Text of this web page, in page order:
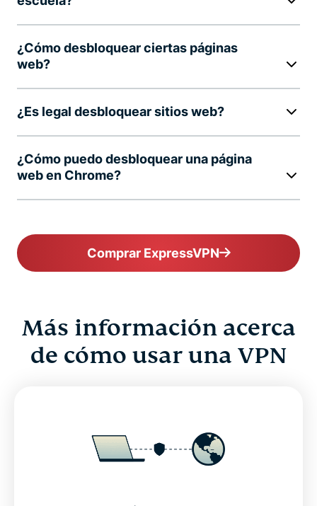
¿Cómo desbloquear ciertas páginas
web?
¿Es legal desbloquear sitios web?
¿Cómo puedo desbloquear una página
web en Chrome?
Comprar ExpressVPN
Más información acerca
de cómo usar una VPN